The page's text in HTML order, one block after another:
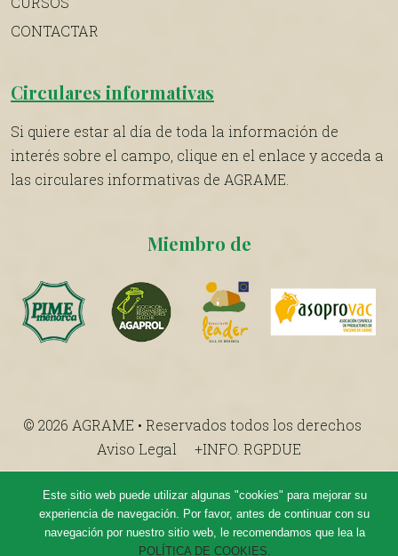
CONTACTAR
Circulares informativas
Si quiere estar al día de toda la información de
interés sobre el campo, clique en el enlace y acceda a
las circulares informativas de AGRAME.
Miembro de
© 2026 AGRAME • Reservados todos los derechos
Aviso Legal
+INFO. RGPDUE
Este sitio web puede utilizar algunas "cookies" para mejorar su
experiencia de navegación. Por favor, antes de continuar con su
navegación por nuestro sitio web, le recomendamos que lea la
POLÍTICA DE COOKIES.